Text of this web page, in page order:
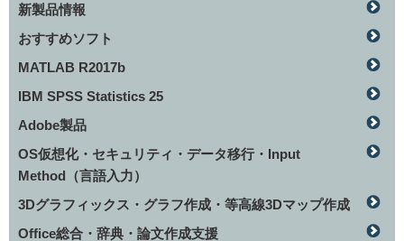
新製品情報
おすすめソフト
MATLAB R2017b
IBM SPSS Statistics 25
Adobe製品
OS仮想化・セキュリティ・データ移行・Input
Method（言語入力）
3Dグラフィックス・グラフ作成・等高線3Dマップ作成
Office総合・辞典・論文作成支援